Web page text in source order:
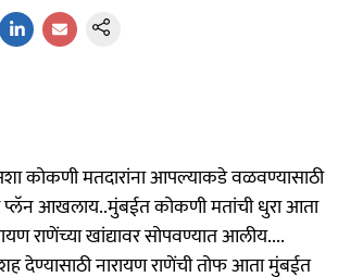
कोकणी मतदारांना आपल्याकडे वळवण्यासाठी
प्लॅन आखलाय..मुंबईत कोकणी मतांची धुरा आता
राणेंच्या खांद्यावर सोपवण्यात आलीय....
देण्यासाठी नारायण राणेंची तोफ आता मुंबईत